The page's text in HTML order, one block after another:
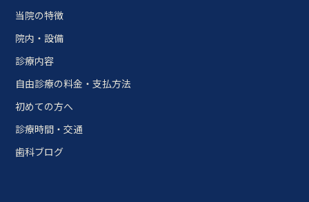
当院の特徴
院内・設備
診療内容
自由診療の料金・支払方法
初めての方へ
診療時間・交通
歯科ブログ